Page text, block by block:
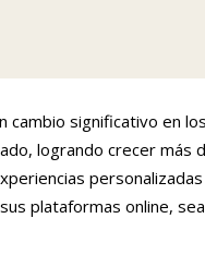
cambio significativo en
logrando crecer más
plataformas online,